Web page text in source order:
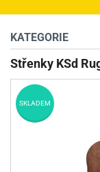
OPTIKA
STŘELIVO
PŘÍSLUŠENSTVÍ
DETEKTORY
KATEGORIE
Střenky KSd
SKLADEM